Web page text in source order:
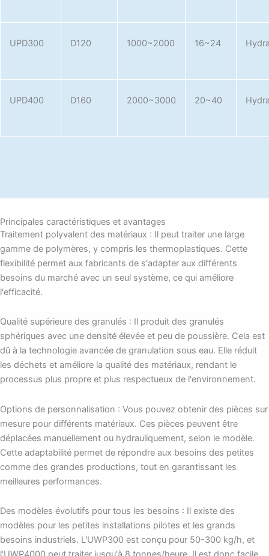
UPD300 D120 1000~2000 16~24
UPD400 D160 2000~3000 20~40
Principales caractéristiques et avantages
Traitement polyvalent des matériaux : Il peut traiter une large
gamme de polymères, y compris les thermoplastiques. Cette
flexibilité permet aux fabricants de s'adapter aux différents
besoins du marché avec un seul système, ce qui améliore
l'efficacité.
Qualité supérieure des granulés : Il produit des granulés
sphériques avec une densité élevée et peu de poussière. Cela est
dû à la technologie avancée de granulation sous eau. Elle réduit
les déchets et améliore la qualité des matériaux, rendant le
processus plus propre et plus respectueux de l'environnement.
Options de personnalisation : Vous pouvez obtenir des pièces sur
mesure pour différents matériaux. Ces pièces peuvent être
déplacées manuellement ou hydrauliquement, selon le modèle.
Cette adaptabilité permet de répondre aux besoins des petites
comme des grandes productions, tout en garantissant les
meilleures performances.
Des modèles évolutifs pour tous les besoins : Il existe des
modèles pour les petites installations pilotes et les grands
besoins industriels. L'UWP300 est conçu pour 50-300 kg/h, et